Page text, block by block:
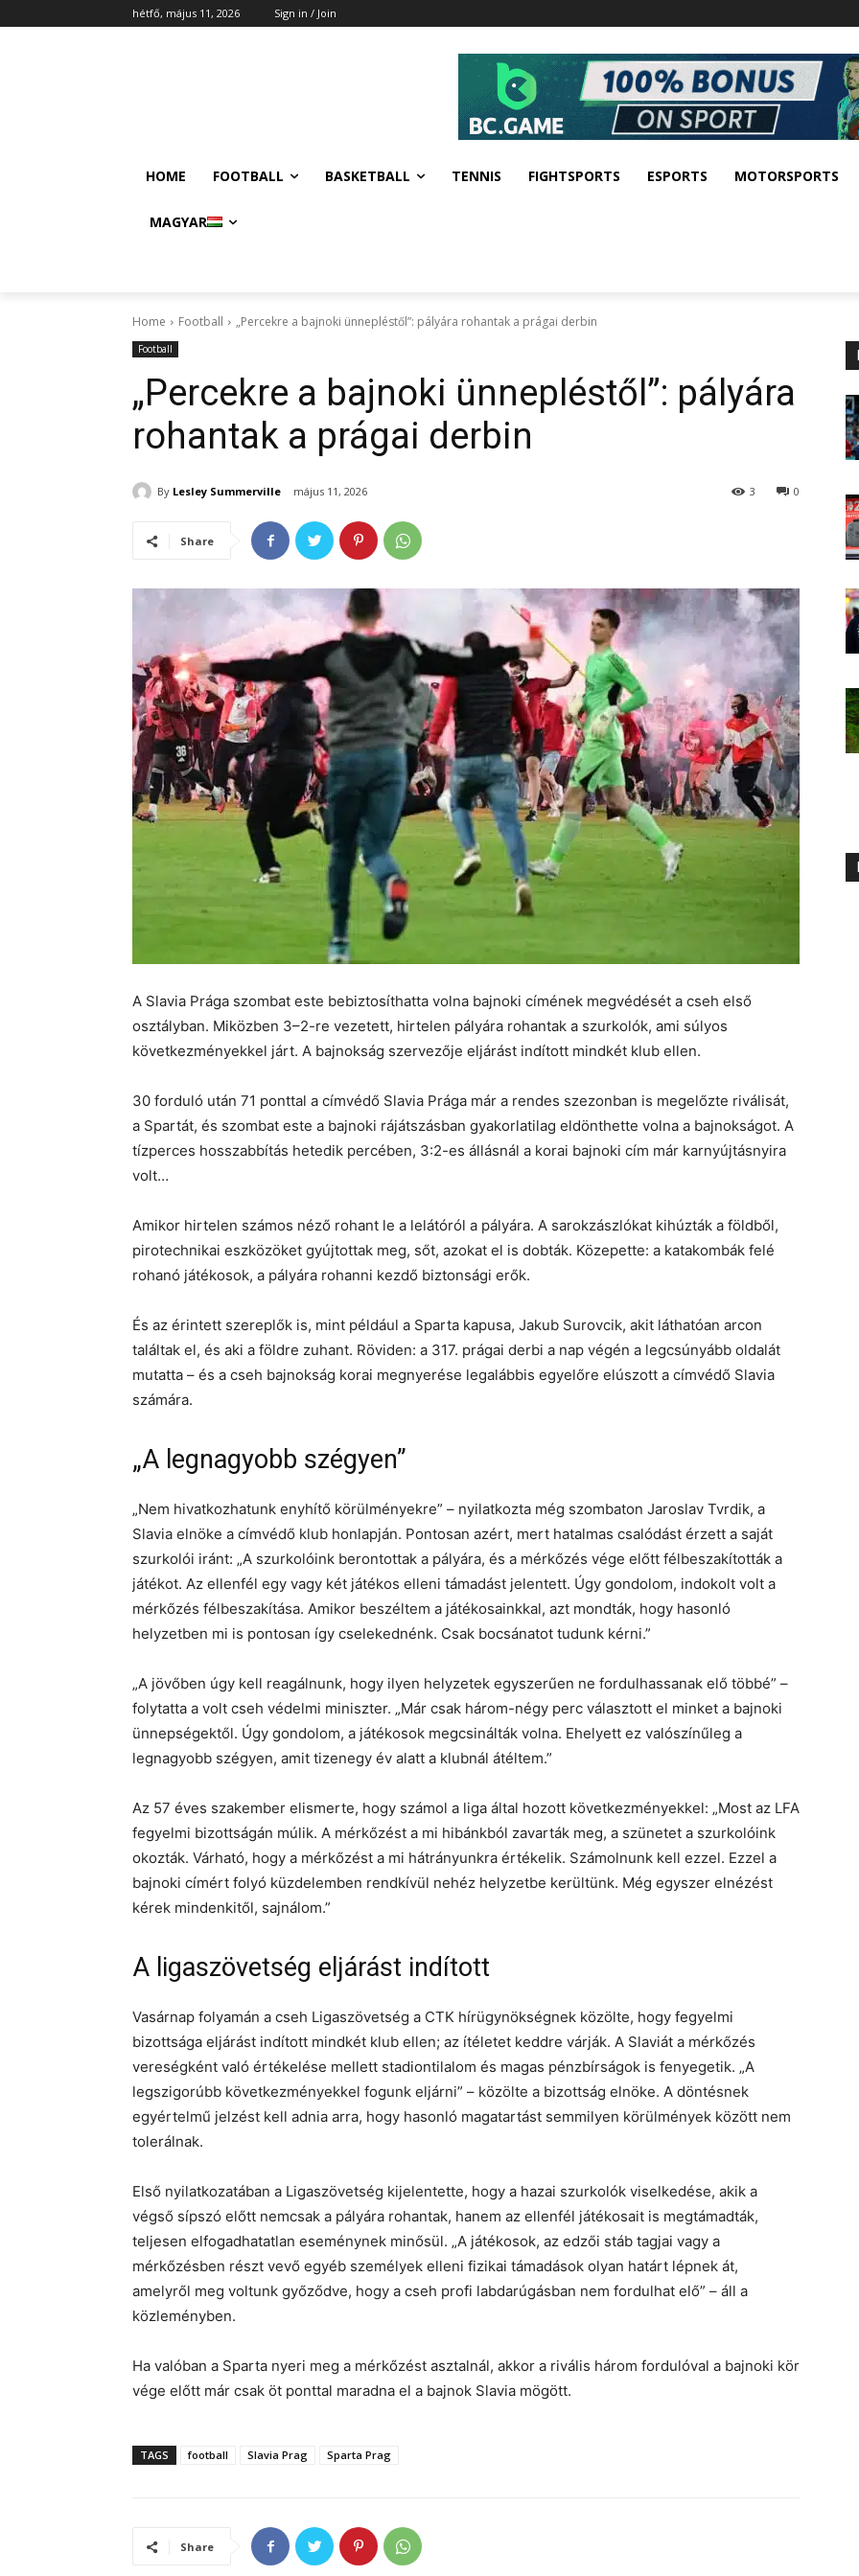
hétfő, május 11, 2026 Sign in / Join
HOME FOOTBALL BASKETBALL TENNIS FIGHTSPORTS ESPORTS MOTORSPORTS
MAGYAR
Home Football „Percekre a bajnoki ünnepléstől”: pályára rohantak a prágai derbin
Football
„Percekre a bajnoki ünnepléstől”: pályára
rohantak a prágai derbin
By Lesley Summerville május 11, 2026 0
3
Share
A Slavia Prága szombat este bebiztosíthatta volna bajnoki címének megvédését a cseh első
osztályban. Miközben 3–2-re vezetett, hirtelen pályára rohantak a szurkolók, ami súlyos
következményekkel járt. A bajnokság szervezője eljárást indított mindkét klub ellen.
30 forduló után 71 ponttal a címvédő Slavia Prága már a rendes szezonban is megelőzte riválisát,
a Spartát, és szombat este a bajnoki rájátszásban gyakorlatilag eldönthette volna a bajnokságot. A
tízperces hosszabbítás hetedik percében, 3:2-es állásnál a korai bajnoki cím már karnyújtásnyira
volt…
Amikor hirtelen számos néző rohant le a lelátóról a pályára. A sarokzászlókat kihúzták a földből,
pirotechnikai eszközöket gyújtottak meg, sőt, azokat el is dobták. Közepette: a katakombák felé
rohanó játékosok, a pályára rohanni kezdő biztonsági erők.
És az érintett szereplők is, mint például a Sparta kapusa, Jakub Surovcik, akit láthatóan arcon
találtak el, és aki a földre zuhant. Röviden: a 317. prágai derbi a nap végén a legcsúnyább oldalát
mutatta – és a cseh bajnokság korai megnyerése legalábbis egyelőre elúszott a címvédő Slavia
számára.
„A legnagyobb szégyen”
„Nem hivatkozhatunk enyhítő körülményekre” – nyilatkozta még szombaton Jaroslav Tvrdik, a
Slavia elnöke a címvédő klub honlapján. Pontosan azért, mert hatalmas csalódást érzett a saját
szurkolói iránt: „A szurkolóink berontottak a pályára, és a mérkőzés vége előtt félbeszakították a
játékot. Az ellenfél egy vagy két játékos elleni támadást jelentett. Úgy gondolom, indokolt volt a
mérkőzés félbeszakítása. Amikor beszéltem a játékosainkkal, azt mondták, hogy hasonló
helyzetben mi is pontosan így cselekednénk. Csak bocsánatot tudunk kérni.”
„A jövőben úgy kell reagálnunk, hogy ilyen helyzetek egyszerűen ne fordulhassanak elő többé” –
folytatta a volt cseh védelmi miniszter. „Már csak három-négy perc választott el minket a bajnoki
ünnepségektől. Úgy gondolom, a játékosok megcsinálták volna. Ehelyett ez valószínűleg a
legnagyobb szégyen, amit tizenegy év alatt a klubnál átéltem.”
Az 57 éves szakember elismerte, hogy számol a liga által hozott következményekkel: „Most az LFA
fegyelmi bizottságán múlik. A mérkőzést a mi hibánkból zavarták meg, a szünetet a szurkolóink
okozták. Várható, hogy a mérkőzést a mi hátrányunkra értékelik. Számolnunk kell ezzel. Ezzel a
bajnoki címért folyó küzdelemben rendkívül nehéz helyzetbe kerültünk. Még egyszer elnézést
kérek mindenkitől, sajnálom.”
A ligaszövetség eljárást indított
Vasárnap folyamán a cseh Ligaszövetség a CTK hírügynökségnek közölte, hogy fegyelmi
bizottsága eljárást indított mindkét klub ellen; az ítéletet keddre várják. A Slaviát a mérkőzés
vereségként való értékelése mellett stadiontilalom és magas pénzbírságok is fenyegetik. „A
legszigorúbb következményekkel fogunk eljárni” – közölte a bizottság elnöke. A döntésnek
egyértelmű jelzést kell adnia arra, hogy hasonló magatartást semmilyen körülmények között nem
tolerálnak.
Első nyilatkozatában a Ligaszövetség kijelentette, hogy a hazai szurkolók viselkedése, akik a
végső sípszó előtt nemcsak a pályára rohantak, hanem az ellenfél játékosait is megtámadták,
teljesen elfogadhatatlan eseménynek minősül. „A játékosok, az edzői stáb tagjai vagy a
mérkőzésben részt vevő egyéb személyek elleni fizikai támadások olyan határt lépnek át,
amelyről meg voltunk győződve, hogy a cseh profi labdarúgásban nem fordulhat elő” – áll a
közleményben.
Ha valóban a Sparta nyeri meg a mérkőzést asztalnál, akkor a rivális három fordulóval a bajnoki kör
vége előtt már csak öt ponttal maradna el a bajnok Slavia mögött.
TAGS football Slavia Prag Sparta Prag
Share